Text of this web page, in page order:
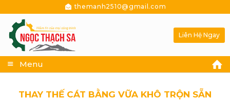
themanh2510@gmail.com
Menu
Liên Hệ Ngay
THAY THẾ CÁT BẰNG VỮA KHÔ TRỘN SẴN